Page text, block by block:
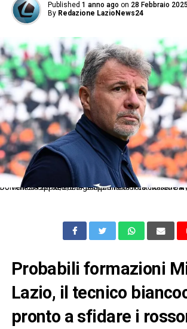
Published 1 anno ago on 28 Febbraio 2025
By Redazione LazioNews24
Dc Venezia 22/02/2025 - campionato di calcio serie A / Venezia-Lazio / foto Domenico Cippitelli/Image Sport nella foto: Marco
Probabili formazioni
Lazio, il tecnico
pronto a sfidare i